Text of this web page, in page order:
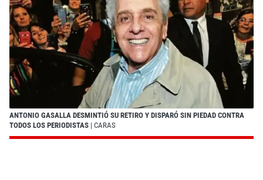
ANTONIO GASALLA DESMINTIÓ SU RETIRO Y DISPARÓ SIN PIEDAD CONTRA
TODOS LOS PERIODISTAS | CARAS